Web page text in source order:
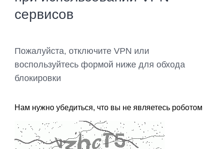
сервисов
Пожалуйста, отключите VPN или
воспользуйтесь формой ниже для обхода
блокировки
Нам нужно убедиться, что вы не являетесь роботом